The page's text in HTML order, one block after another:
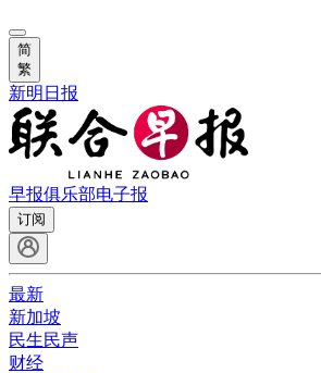
简
繁
新明日报
早报俱乐部电子报
订阅
最新
新加坡
民生民声
财经